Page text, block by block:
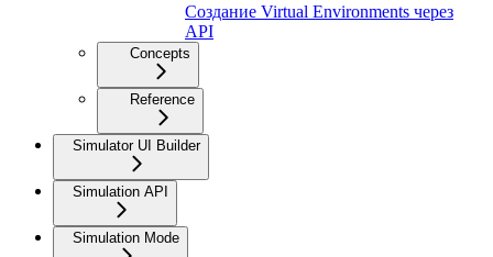
Создание Virtual Environments через
API
Concepts
Reference
Simulator UI Builder
Simulation API
Simulation Mode